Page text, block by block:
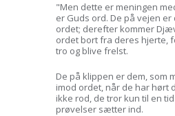
"Men dette er meningen
er Guds ord. De på vejen
ordet; derefter kommer
ordet bort fra deres hjerte,
tro og blive frelst.
De på klippen er dem, som
imod ordet, når de har hørt
ikke rod, de tror kun til en
prøvelser sætter ind.